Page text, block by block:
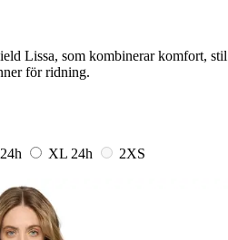
Lissa, som kombinerar komfort, stil
för ridning.
24h XL 24h
2XS